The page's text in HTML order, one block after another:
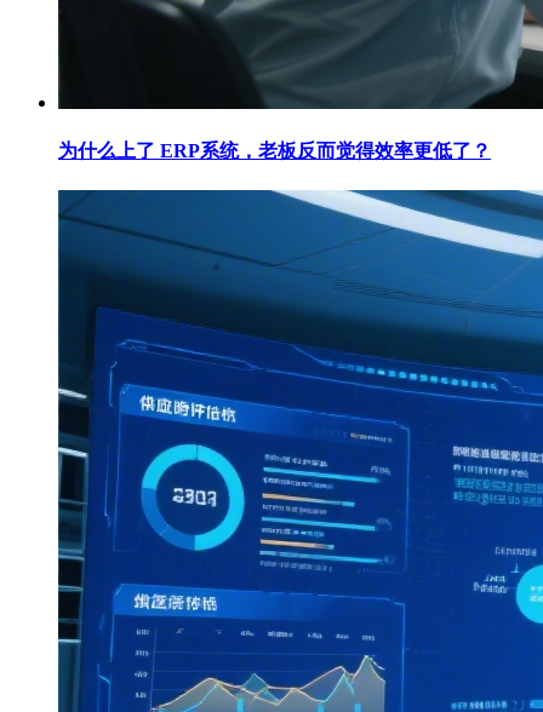
为什么上了 ERP系统，老板反而觉得效率更低了？